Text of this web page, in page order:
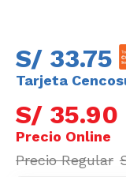
Tarjeta
S/ 33.75
S/ 35.90